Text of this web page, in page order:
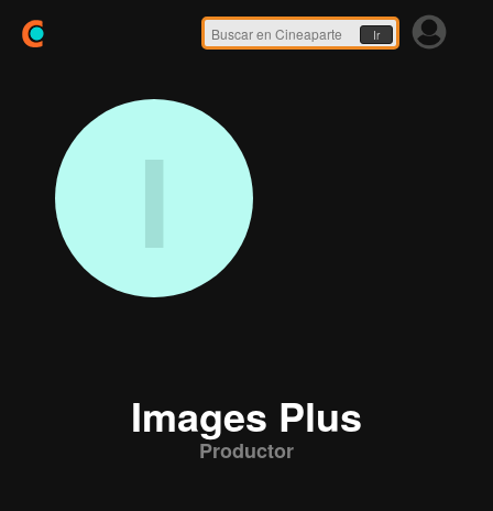
Ir
I
Images Plus
Productor